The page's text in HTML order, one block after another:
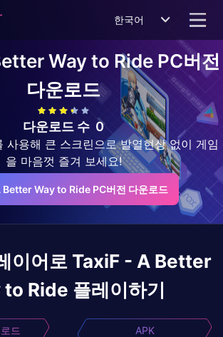
한국어
Way to Ride PC버전
다운로드
다운로드 수 0
사용해 큰 스크린으로 발열현상 없이 게임
을 마음껏 즐겨 보세요!
Way to Ride PC버전 다운로드
이어로 TaxiF - A Better
to Ride 플레이하기
드 APK